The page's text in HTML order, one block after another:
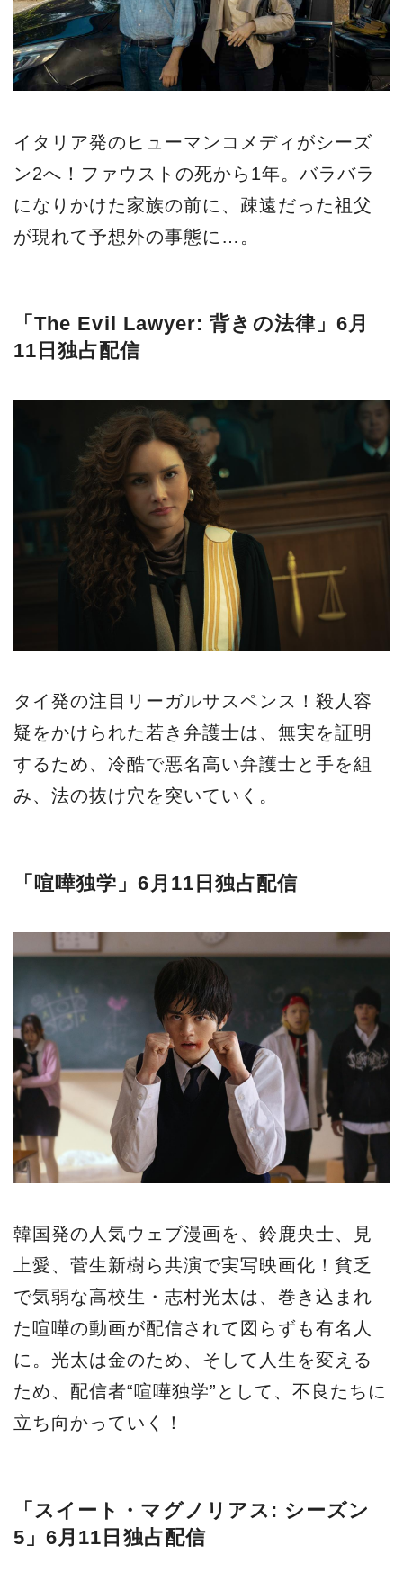
イタリア発のヒューマンコメディがシーズ
ン2へ！ファウストの死から1年。バラバラ
になりかけた家族の前に、疎遠だった祖父
が現れて予想外の事態に…。
「The Evil Lawyer: 背きの法律」6月
11日独占配信
タイ発の注目リーガルサスペンス！殺人容
疑をかけられた若き弁護士は、無実を証明
するため、冷酷で悪名高い弁護士と手を組
み、法の抜け穴を突いていく。
「喧嘩独学」6月11日独占配信
韓国発の人気ウェブ漫画を、鈴鹿央士、見
上愛、菅生新樹ら共演で実写映画化！貧乏
で気弱な高校生・志村光太は、巻き込まれ
た喧嘩の動画が配信されて図らずも有名人
に。光太は金のため、そして人生を変える
ため、配信者“喧嘩独学”として、不良たちに
立ち向かっていく！
「スイート・マグノリアス: シーズン
5」6月11日独占配信